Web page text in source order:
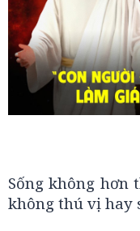
Sống không hơn
không thú vị hay